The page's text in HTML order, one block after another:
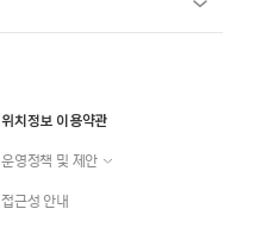
위치정보 이용약관
운영정책 및 제안
접근성 안내